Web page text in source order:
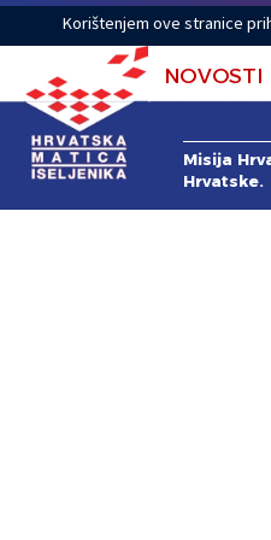
Korištenjem ove stranice
NOVOSTI
Misija
Hrvatske.